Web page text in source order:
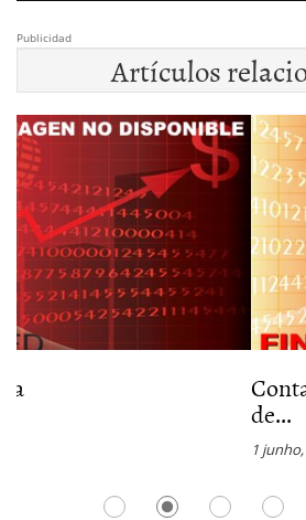
Publicidad
Artículos
Conta